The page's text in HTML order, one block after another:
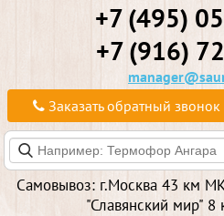
+7 (495)
+7 (916)
Заказать обратный звонок
Самовывоз: г.Москва 43 км
"Славянский мир" 8